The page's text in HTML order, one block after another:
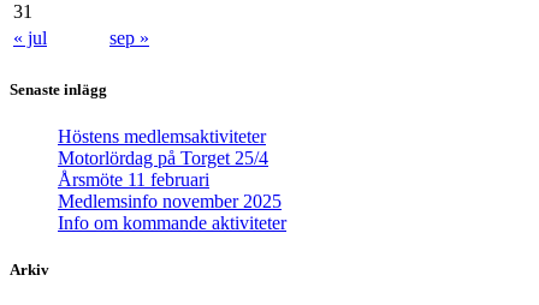
31
« jul
sep »
Senaste inlägg
Höstens medlemsaktiviteter
Motorlördag på Torget 25/4
Årsmöte 11 februari
Medlemsinfo november 2025
Info om kommande aktiviteter
Arkiv